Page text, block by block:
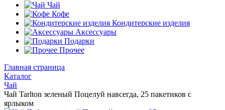
Чай
Кофе
Кондитерские изделия
Аксессуары
Подарки
Прочее
Главная страница
Каталог
Чай
Чай Tarlton зеленый Поцелуй навсегда, 25 пакетиков с
ярлыком